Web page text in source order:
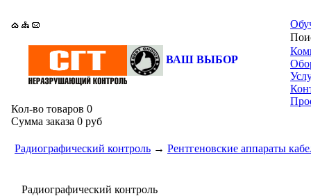
ВАШ ВЫБОР
Кол-во товаров 0
Сумма заказа 0 руб
Радиографический контроль → Рентгеновские аппараты
Радиографический контроль